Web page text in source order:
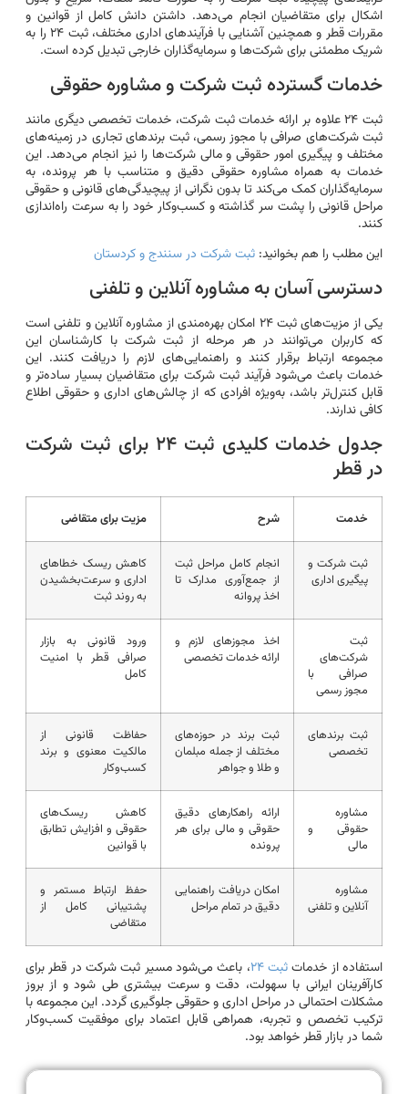
اشکال برای متقاضیان انجام می‌دهد. داشتن دانش کامل از قوانین و
مقررات قطر و همچنین آشنایی با فرآیندهای اداری مختلف، ثبت ۲۴ را به
شریک مطمئنی برای شرکت‌ها و سرمایه‌گذاران خارجی تبدیل کرده است.
خدمات گسترده ثبت شرکت و مشاوره حقوقی
ثبت ۲۴ علاوه بر ارائه خدمات ثبت شرکت، خدمات تخصصی دیگری مانند
ثبت شرکت‌های صرافی با مجوز رسمی، ثبت برندهای تجاری در زمینه‌های
مختلف و پیگیری امور حقوقی و مالی شرکت‌ها را نیز انجام می‌دهد. این
خدمات به همراه مشاوره حقوقی دقیق و متناسب با هر پرونده، به
سرمایه‌گذاران کمک می‌کند تا بدون نگرانی از پیچیدگی‌های قانونی و حقوقی
مراحل قانونی را پشت سر گذاشته و کسب‌وکار خود را به سرعت راه‌اندازی
کنند.
این مطلب را هم بخوانید: ثبت شرکت در سنندج و کردستان
دسترسی آسان به مشاوره آنلاین و تلفنی
یکی از مزیت‌های ثبت ۲۴ امکان بهره‌مندی از مشاوره آنلاین و تلفنی است
که کاربران می‌توانند در هر مرحله از ثبت شرکت با کارشناسان این
مجموعه ارتباط برقرار کنند و راهنمایی‌های لازم را دریافت کنند. این
خدمات باعث می‌شود فرآیند ثبت شرکت برای متقاضیان بسیار ساده‌تر و
قابل کنترل‌تر باشد، به‌ویژه افرادی که از چالش‌های اداری و حقوقی اطلاع
کافی ندارند.
جدول خدمات کلیدی ثبت ۲۴ برای ثبت شرکت
در قطر
خدمت شرح مزیت برای متقاضی
ثبت شرکت و
پیگیری اداری
انجام کامل مراحل ثبت
از جمع‌آوری مدارک تا
اخذ پروانه
کاهش ریسک خطاهای
اداری و سرعت‌بخشیدن
به روند ثبت
ثبت
شرکت‌های
صرافی با
مجوز رسمی
اخذ مجوزهای لازم و
ارائه خدمات تخصصی
ورود قانونی به بازار
صرافی قطر با امنیت
کامل
ثبت برندهای
تخصصی
ثبت برند در حوزه‌های
مختلف از جمله مبلمان
و طلا و جواهر
حفاظت قانونی از
مالکیت معنوی و برند
کسب‌وکار
مشاوره
حقوقی و
مالی
ارائه راهکارهای دقیق
حقوقی و مالی برای هر
پرونده
کاهش ریسک‌های
حقوقی و افزایش تطابق
با قوانین
مشاوره
آنلاین و تلفنی
امکان دریافت راهنمایی
دقیق در تمام مراحل
حفظ ارتباط مستمر و
پشتیبانی کامل از
متقاضی
استفاده از خدماتثبت ۲۴
، باعث می‌شود مسیر ثبت شرکت در قطر برای
کارآفرینان ایرانی با سهولت، دقت و سرعت بیشتری طی شود و از بروز
مشکلات احتمالی در مراحل اداری و حقوقی جلوگیری گردد. این مجموعه با
ترکیب تخصص و تجربه، همراهی قابل اعتماد برای موفقیت کسب‌وکار
شما در بازار قطر خواهد بود.